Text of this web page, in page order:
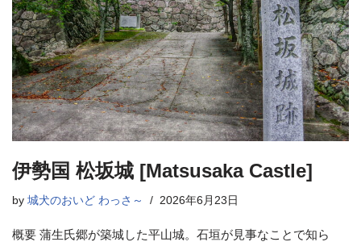
伊勢国 松坂城 [Matsusaka Castle]
by 城犬のおいど わっさ～ 2026年6月23日
概要 蒲生氏郷が築城した平山城。石垣が見事なことで知ら